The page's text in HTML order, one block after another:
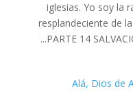
iglesias. Yo soy la
resplandeciente de
PARTE 14